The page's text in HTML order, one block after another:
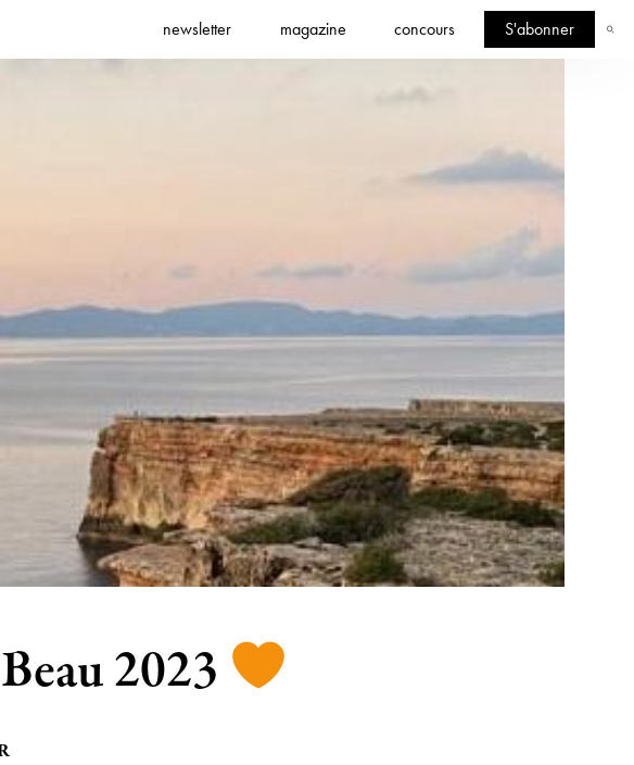
newsletter magazine concours S'abonner
2023